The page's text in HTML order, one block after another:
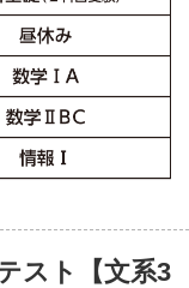
スト【文系3